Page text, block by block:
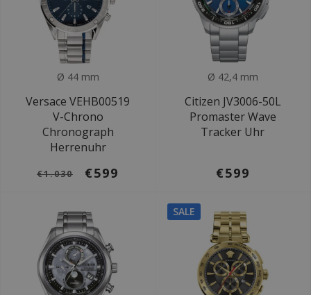
Ø 44 mm
Versace VEHB00519
V-Chrono
Chronograph
Herrenuhr
€1.030 €599
Ø 42,4 mm
Citizen JV3006-50L
Promaster Wave
Tracker Uhr
€599
SALE